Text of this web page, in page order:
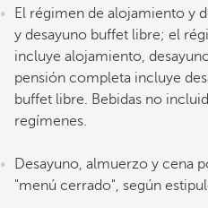
El régimen de alojamiento y
y desayuno buffet libre; el
incluye alojamiento,
pensión completa incluye
buffet libre. Bebidas no
regímenes.
Desayuno, almuerzo y cena
"menú cerrado", según